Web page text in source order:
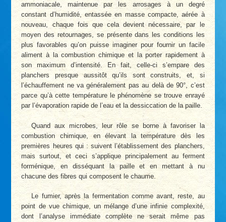
ammoniacale, maintenue par les arrosages à un degré
constant d’humidité, entassée en masse compacte, aérée à
nouveau, chaque fois que cela devient nécessaire, par le
moyen des retournages, se présente dans les conditions les
plus favorables qu’on puisse imaginer pour fournir un facile
aliment à la combustion chimique et la porter rapidement à
son maximum d’intensité. En fait, celle-ci s’empare des
planchers presque aussitôt qu’ils sont construits, et, si
l’échauffement ne va généralement pas au delà de 90°, c’est
parce qu’à cette température le phénomène se trouve enrayé
par l’évaporation rapide de l’eau et la dessiccation de la paille.
Quand aux microbes, leur rôle se borne à favoriser la
combustion chimique, en élevant la température dès les
premières heures qui : suivent l’établissement des planchers,
mais surtout, et ceci s’applique principalement au ferment
forménique, en disséquant la paille et en mettant à nu
chacune des fibres qui composent le chaume.
Le fumier, après la fermentation comme avant, reste, au
point de vue chimique, un mélange d’une infinie complexité,
dont l’analyse immédiate complète ne serait même pas